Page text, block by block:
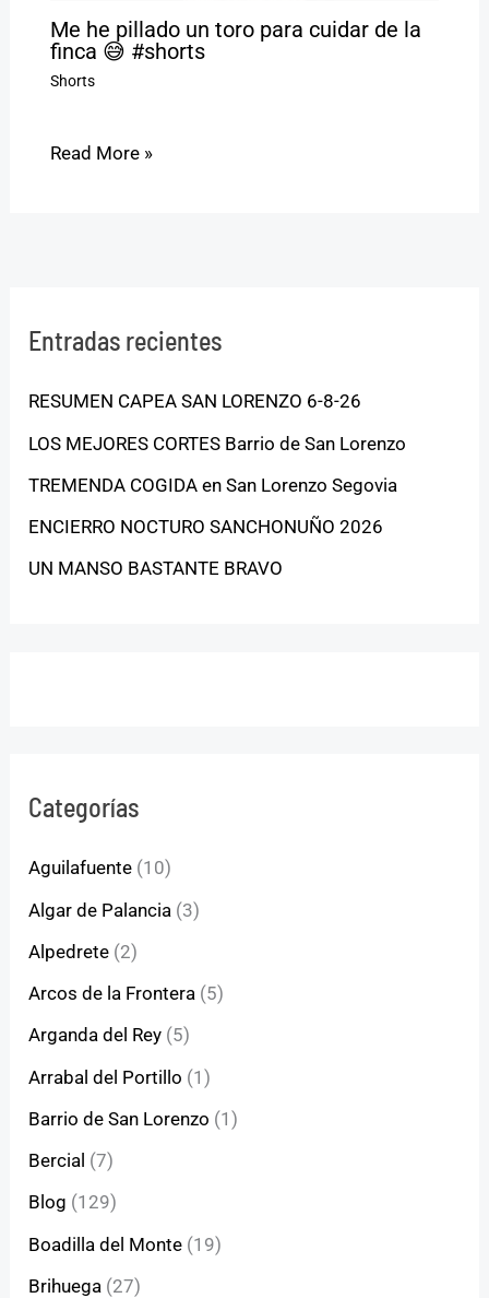
Me he pillado un toro para cuidar de la
finca 😅 #shorts
Shorts
Read More »
Entradas recientes
RESUMEN CAPEA SAN LORENZO 6-8-26
LOS MEJORES CORTES Barrio de San Lorenzo
TREMENDA COGIDA en San Lorenzo Segovia
ENCIERRO NOCTURO SANCHONUÑO 2026
UN MANSO BASTANTE BRAVO
Categorías
Aguilafuente (10)
Algar de Palancia (3)
Alpedrete (2)
Arcos de la Frontera (5)
Arganda del Rey (5)
Arrabal del Portillo (1)
Barrio de San Lorenzo (1)
Bercial (7)
Blog (129)
Boadilla del Monte (19)
Brihuega (27)